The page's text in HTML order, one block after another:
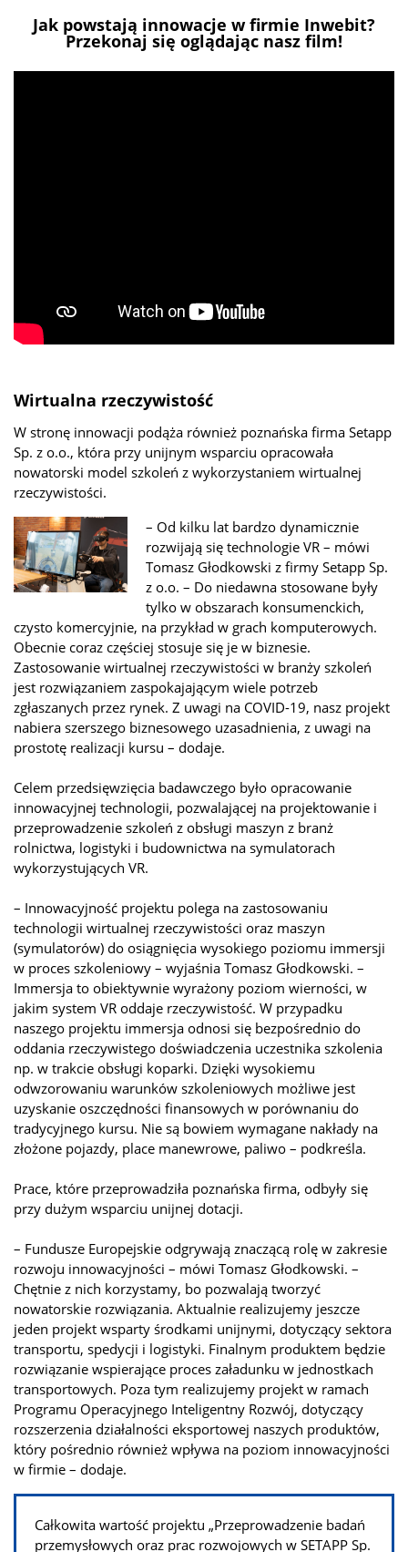
Jak powstają innowacje w firmie Inwebit?
Przekonaj się oglądając nasz film!
Wirtualna rzeczywistość
W stronę innowacji podąża również poznańska firma Setapp
Sp. z o.o., która przy unijnym wsparciu opracowała
nowatorski model szkoleń z wykorzystaniem wirtualnej
rzeczywistości.
– Od kilku lat bardzo dynamicznie
rozwijają się technologie VR – mówi
Tomasz Głodkowski z firmy Setapp Sp.
z o.o. – Do niedawna stosowane były
tylko w obszarach konsumenckich,
czysto komercyjnie, na przykład w grach komputerowych.
Obecnie coraz częściej stosuje się je w biznesie.
Zastosowanie wirtualnej rzeczywistości w branży szkoleń
jest rozwiązaniem zaspokajającym wiele potrzeb
zgłaszanych przez rynek. Z uwagi na COVID-19, nasz projekt
nabiera szerszego biznesowego uzasadnienia, z uwagi na
prostotę realizacji kursu – dodaje.
Celem przedsięwzięcia badawczego było opracowanie
innowacyjnej technologii, pozwalającej na projektowanie i
przeprowadzenie szkoleń z obsługi maszyn z branż
rolnictwa, logistyki i budownictwa na symulatorach
wykorzystujących VR.
– Innowacyjność projektu polega na zastosowaniu
technologii wirtualnej rzeczywistości oraz maszyn
(symulatorów) do osiągnięcia wysokiego poziomu immersji
w proces szkoleniowy – wyjaśnia Tomasz Głodkowski. –
Immersja to obiektywnie wyrażony poziom wierności, w
jakim system VR oddaje rzeczywistość. W przypadku
naszego projektu immersja odnosi się bezpośrednio do
oddania rzeczywistego doświadczenia uczestnika szkolenia
np. w trakcie obsługi koparki. Dzięki wysokiemu
odwzorowaniu warunków szkoleniowych możliwe jest
uzyskanie oszczędności finansowych w porównaniu do
tradycyjnego kursu. Nie są bowiem wymagane nakłady na
złożone pojazdy, place manewrowe, paliwo – podkreśla.
Prace, które przeprowadziła poznańska firma, odbyły się
przy dużym wsparciu unijnej dotacji.
– Fundusze Europejskie odgrywają znaczącą rolę w zakresie
rozwoju innowacyjności – mówi Tomasz Głodkowski. –
Chętnie z nich korzystamy, bo pozwalają tworzyć
nowatorskie rozwiązania. Aktualnie realizujemy jeszcze
jeden projekt wsparty środkami unijnymi, dotyczący sektora
transportu, spedycji i logistyki. Finalnym produktem będzie
rozwiązanie wspierające proces załadunku w jednostkach
transportowych. Poza tym realizujemy projekt w ramach
Programu Operacyjnego Inteligentny Rozwój, dotyczący
rozszerzenia działalności eksportowej naszych produktów,
który pośrednio również wpływa na poziom innowacyjności
w firmie – dodaje.
Całkowita wartość projektu „Przeprowadzenie badań
przemysłowych oraz prac rozwojowych w SETAPP Sp.